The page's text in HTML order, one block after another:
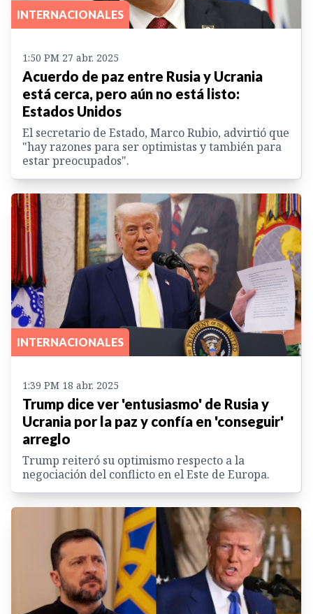
INTERNACIONALES
1:50 PM 27 abr. 2025
Acuerdo de paz entre Rusia y Ucrania
está cerca, pero aún no está listo:
Estados Unidos
El secretario de Estado, Marco Rubio, advirtió que
"hay razones para ser optimistas y también para
estar preocupados".
INTERNACIONALES
1:39 PM 18 abr. 2025
Trump dice ver 'entusiasmo' de Rusia y
Ucrania por la paz y confía en 'conseguir'
arreglo
Trump reiteró su optimismo respecto a la
negociación del conflicto en el Este de Europa.